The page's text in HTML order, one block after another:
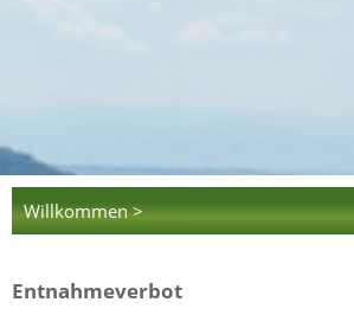
Willkommen >
Entnahmeverbot